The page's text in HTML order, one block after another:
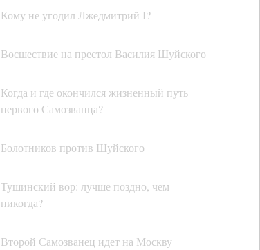
Кому не угодил Лжедмитрий I?
Восшествие на престол Василия Шуйского
Когда и где окончился жизненный путь
первого Самозванца?
Болотников против Шуйского
Тушинский вор: лучше поздно, чем
никогда?
Второй Самозванец идет на Москву